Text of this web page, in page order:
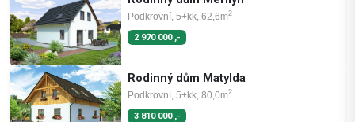
Podkrovní, 5+kk, 62,6m2
2 970 000 ,-
Rodinný dům Matylda
Podkrovní, 5+kk, 80,0m2
3 810 000 ,-